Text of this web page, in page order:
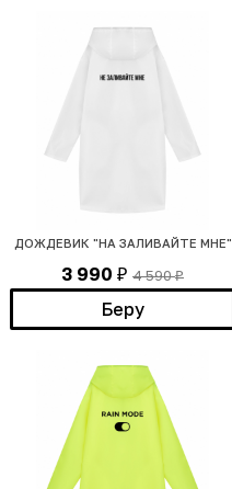
ДОЖДЕВИК "НА ЗАЛИВАЙТЕ МНЕ"
3 990 ₽ 4 590₽
Беру